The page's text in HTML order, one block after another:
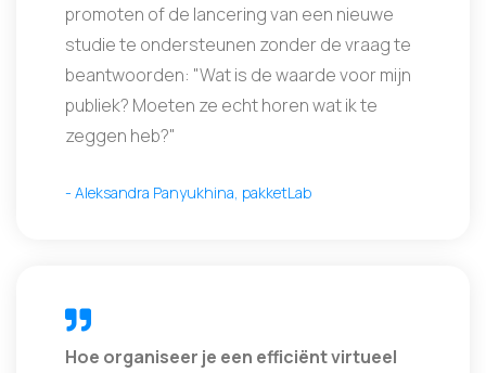
promoten of de lancering van een nieuwe
studie te ondersteunen zonder de vraag te
beantwoorden: "Wat is de waarde voor mijn
publiek? Moeten ze echt horen wat ik te
zeggen heb?"
- Aleksandra Panyukhina, pakketLab
Hoe organiseer je een efficiënt virtueel